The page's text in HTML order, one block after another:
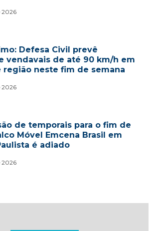
2026
Defesa Civil prevê
vendavais de até 90 km/h em
região neste fim de semana
2026
de temporais para o fim de
Móvel Emcena Brasil em
é adiado
2026